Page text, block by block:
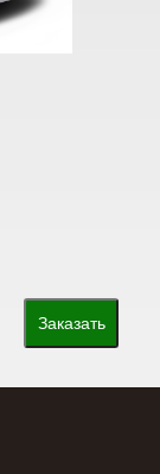
Заказать